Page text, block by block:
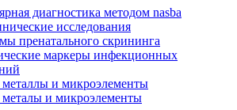
диагностика методом nasba
исследования
пренатального скрининга
маркеры инфекционных
и микроэлементы
и микроэлементы